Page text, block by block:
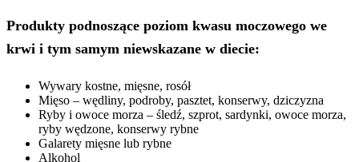
Produkty podnoszące poziom kwasu moczowego we
krwi i tym samym niewskazane w diecie:
Wywary kostne, mięsne, rosół
Mięso – wędliny, podroby, pasztet, konserwy, dziczyzna
Ryby i owoce morza – śledź, szprot, sardynki, owoce morza,
ryby wędzone, konserwy rybne
Galarety mięsne lub rybne
Alkohol